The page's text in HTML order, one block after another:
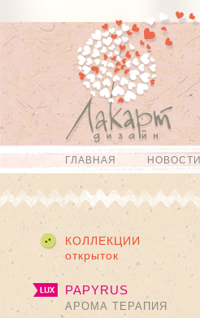
Перейти к
основному
содержанию
Skip to
navigation
Главное меню
ГЛАВНАЯ НОВОСТИ
КОЛЛЕКЦИИ
открыток
PAPYRUS
АРОМА ТЕРАПИЯ